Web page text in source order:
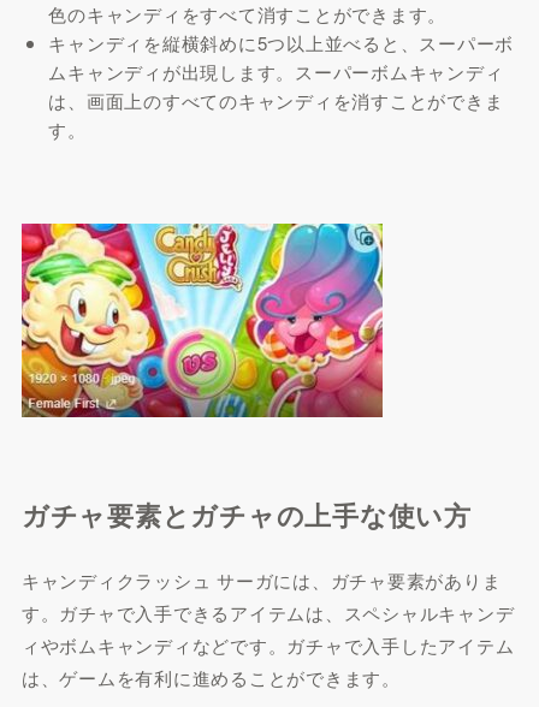
色のキャンディをすべて消すことができます。
キャンディを縦横斜めに5つ以上並べると、スーパーボ
ムキャンディが出現します。スーパーボムキャンディ
は、画面上のすべてのキャンディを消すことができま
す。
ガチャ要素とガチャの上手な使い方
キャンディクラッシュ サーガには、ガチャ要素がありま
す。ガチャで入手できるアイテムは、スペシャルキャンデ
ィやボムキャンディなどです。ガチャで入手したアイテム
は、ゲームを有利に進めることができます。